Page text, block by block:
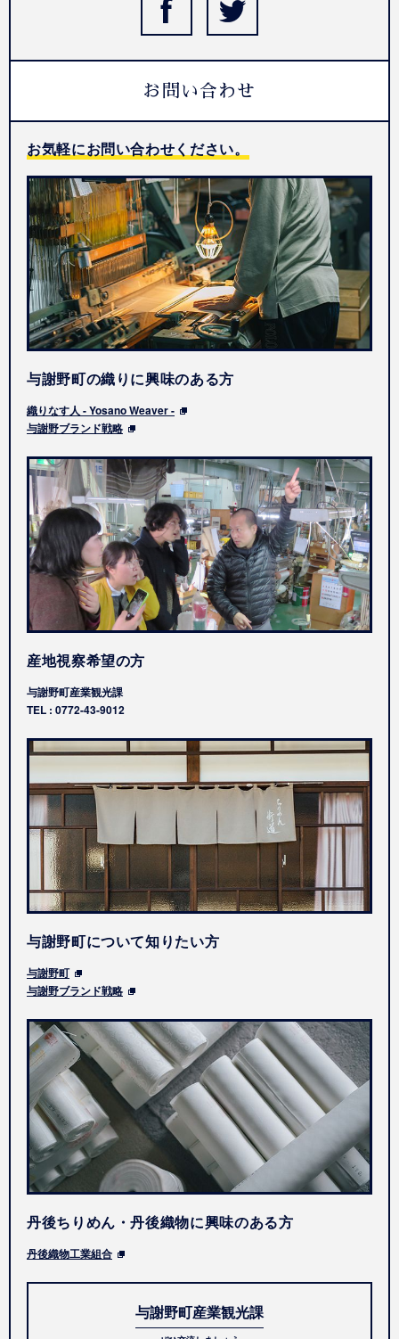
お問い合わせ
お気軽にお問い合わせください。
与謝野町の織りに興味のある方
織りなす人 - Yosano Weaver -
与謝野ブランド戦略
産地視察希望の方
与謝野町産業観光課
TEL : 0772-43-9012
与謝野町について知りたい方
与謝野町
与謝野ブランド戦略
丹後ちりめん・丹後織物に興味のある方
丹後織物工業組合
与謝野町産業観光課